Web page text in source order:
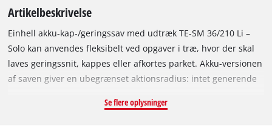
Artikelbeskrivelse
Einhell akku-kap-/geringssav med udtræk TE-SM 36/210 Li –
Solo kan anvendes fleksibelt ved opgaver i træ, hvor der skal
laves geringssnit, kappes eller afkortes parket. Akku-versionen
af saven giver en ubegrænset aktionsradius: intet generende
medlem af Power X-Change-familien kan alle akkuer i den
Se flere oplysninger